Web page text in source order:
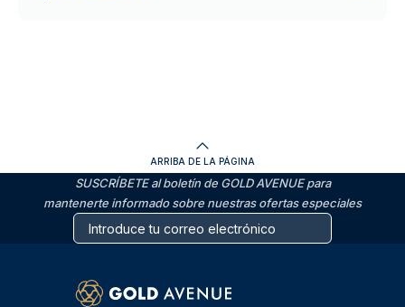
ARRIBA DE LA PÁGINA
SUSCRÍBETE al boletín de GOLD AVENUE para
mantenerte informado sobre nuestras ofertas especiales